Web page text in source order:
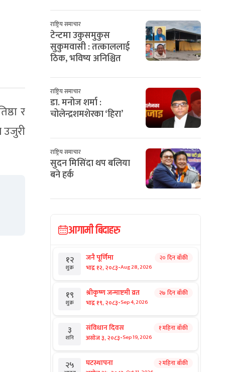
र
राष्ट्रिय समाचार
टेन्टमा उकुसमुकुस
सुकुमवासी : तत्काललाई
ठिक, भविष्य अनिश्चित
राष्ट्रिय समाचार
डा. मनोज शर्मा :
चोलेन्द्रशमशेरका ‘हिरा’
राष्ट्रिय समाचार
सुदन मिसिंदा थप बलिया
बने हर्क
आगामी बिदाहरु
१२
शुक्र
जनै पूर्णिमा
भाद्र १२, २०८३-Aug 28, 2026
२० दिन बाँकी
१९
शुक्र
श्रीकृष्ण जन्माष्टमी व्रत
भाद्र १९, २०८३-Sep 4, 2026
२७ दिन बाँकी
३
शनि
संविधान दिवस
असोज ३, २०८३-Sep 19, 2026
१ महिना बाँकी
२५ घटस्थापना २ महिना बाँकी